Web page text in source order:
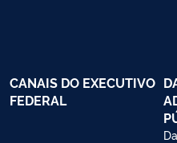
CANAIS DO EXECUTIVO
FEDERAL